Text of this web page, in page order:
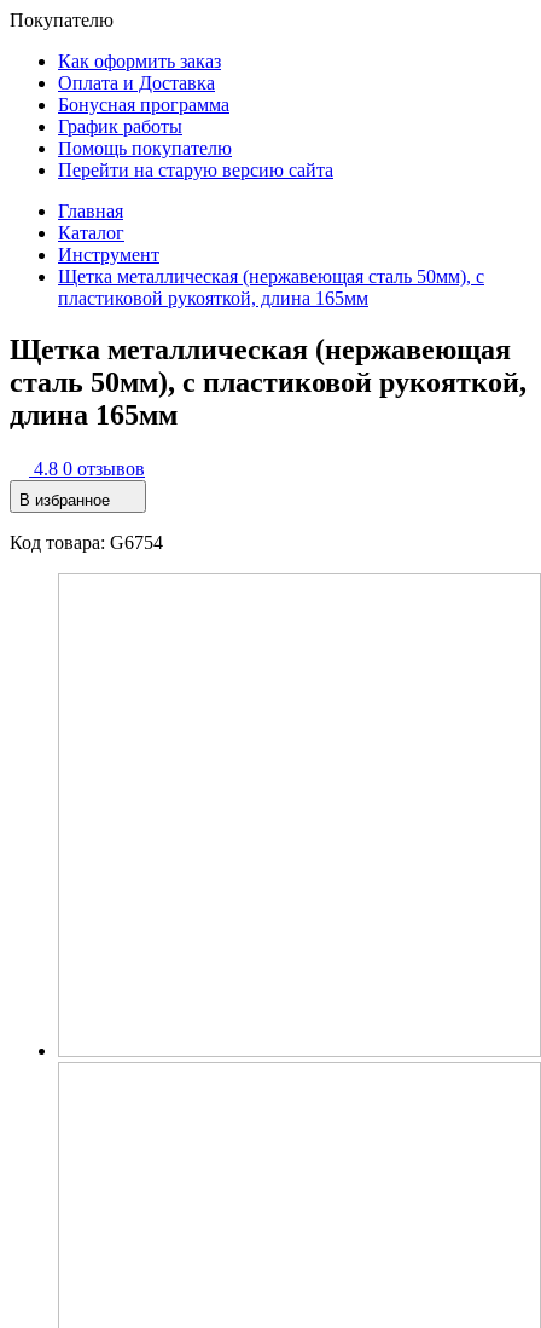
Покупателю
Как оформить заказ
Оплата и Доставка
Бонусная программа
График работы
Помощь покупателю
Перейти на старую версию сайта
Главная
Каталог
Инструмент
Щетка металлическая (нержавеющая сталь 50мм), с
пластиковой рукояткой, длина 165мм
Щетка металлическая (нержавеющая
сталь 50мм), с пластиковой рукояткой,
длина 165мм
4.8 0 отзывов
В избранное
Код товара: G6754